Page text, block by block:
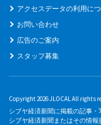
アクセスデータの利用に
お問い合わせ
広告のご案内
スタッフ募集
Copyright 2026 JLOCAL All rights
シブヤ経済新聞に掲載の記事
シブヤ経済新聞またはその情報